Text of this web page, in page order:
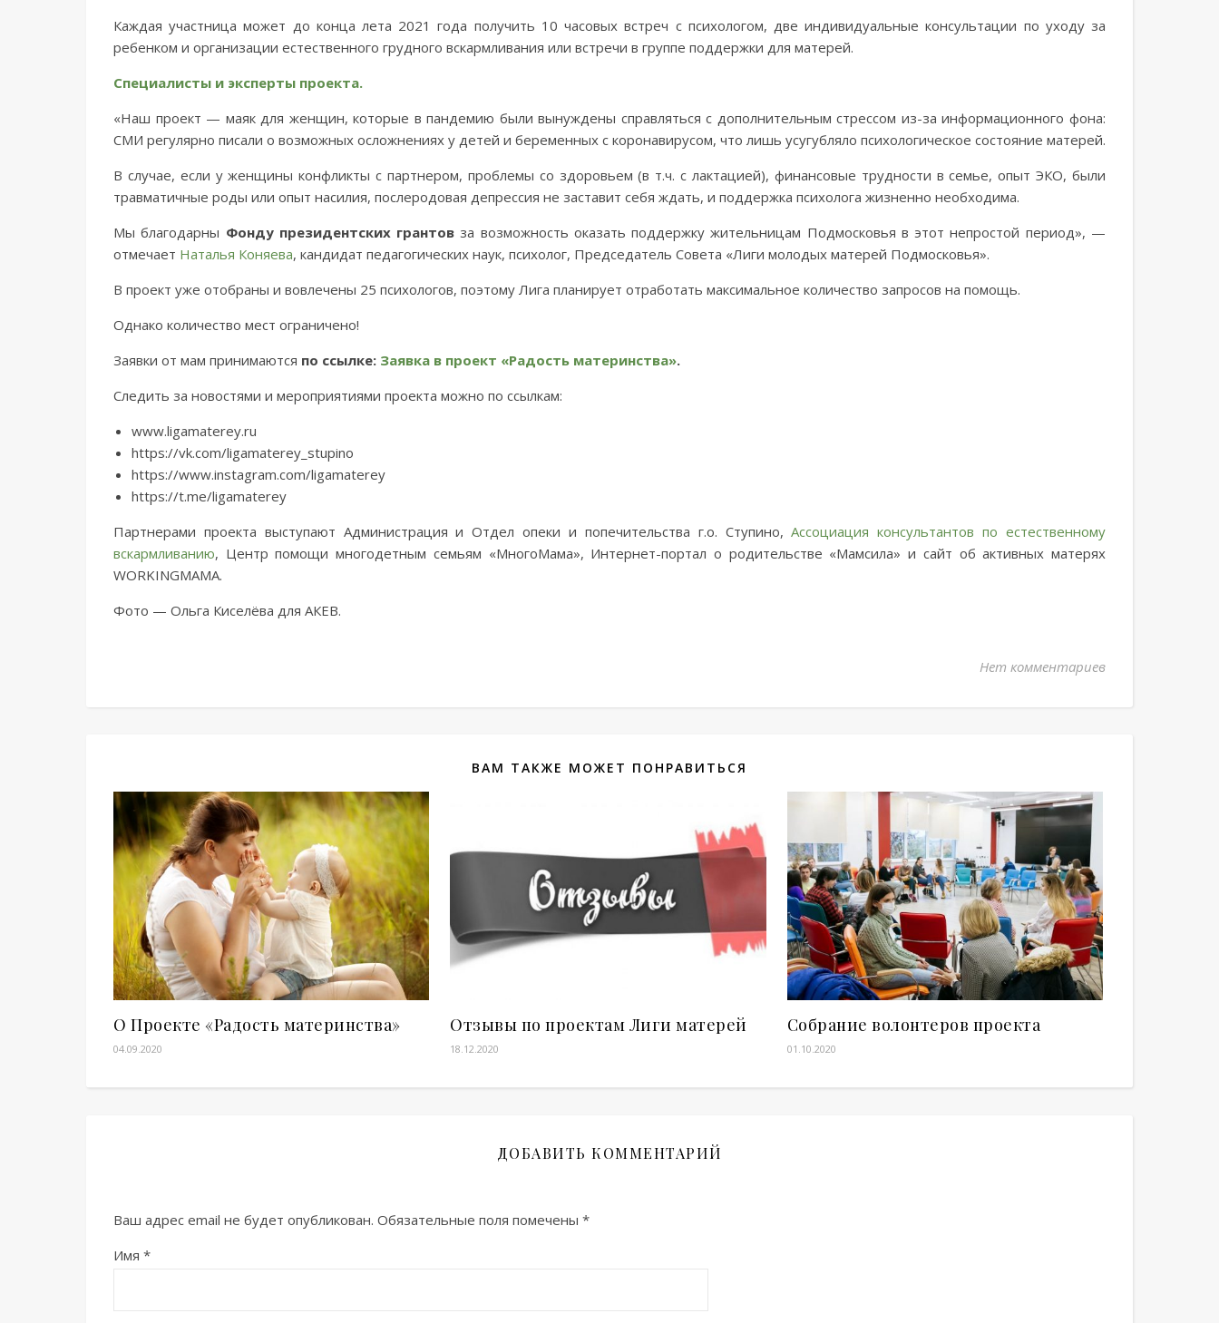
Каждая участница может до конца лета 2021 года получить 10 часовых встреч с психологом, две индивидуальные консультации по уходу за
ребенком и организации естественного грудного вскармливания или встречи в группе поддержки для матерей.
Специалисты и эксперты проекта.
«Наш проект — маяк для женщин, которые в пандемию были вынуждены справляться с дополнительным стрессом из-за информационного фона:
СМИ регулярно писали о возможных осложнениях у детей и беременных с коронавирусом, что лишь усугубляло психологическое состояние матерей.
В случае, если у женщины конфликты с партнером, проблемы со здоровьем (в т.ч. с лактацией), финансовые трудности в семье, опыт ЭКО, были
травматичные роды или опыт насилия, послеродовая депрессия не заставит себя ждать, и поддержка психолога жизненно необходима.
Мы благодарны Фонду президентских грантов за возможность оказать поддержку жительницам Подмосковья в этот непростой период», —
отмечает Наталья Коняева, кандидат педагогических наук, психолог, Председатель Совета «Лиги молодых матерей Подмосковья».
В проект уже отобраны и вовлечены 25 психологов, поэтому Лига планирует отработать максимальное количество запросов на помощь.
Однако количество мест ограничено!
Заявки от мам принимаются по ссылке: Заявка в проект «Радость материнства».
Следить за новостями и мероприятиями проекта можно по ссылкам:
www.ligamaterey.ru
https://vk.com/ligamaterey_stupino
https://www.instagram.com/ligamaterey
https://t.me/ligamaterey
Партнерами проекта выступают Администрация и Отдел опеки и попечительства г.о. Ступино,Ассоциация консультантов по естественному
вскармливанию, Центр помощи многодетным семьям «МногоМама», Интернет-портал о родительстве «Мамсила» и сайт об активных матерях
WORKINGMAMA.
Фото — Ольга Киселёва для АКЕВ.
Нет комментариев
ВАМ ТАКЖЕ МОЖЕТ ПОНРАВИТЬСЯ
О Проекте «Радость материнства»
04.09.2020
Отзывы по проектам Лиги матерей
18.12.2020
Собрание волонтеров проекта
01.10.2020
ДОБАВИТЬ КОММЕНТАРИЙ
Ваш адрес email не будет опубликован. Обязательные поля помечены *
Имя *